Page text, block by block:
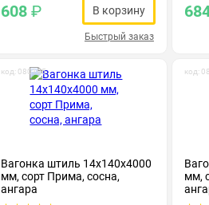
608 ₽ В корзину
Быстрый заказ
код: 080195
Вагонка штиль 14х140х4000
мм, сорт Прима, сосна,
ангара
код:
мм,